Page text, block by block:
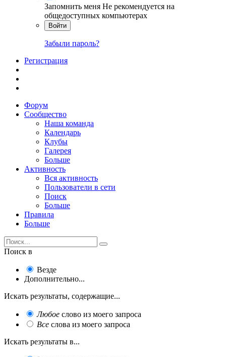
Запомнить меня Не рекомендуется на
общедоступных компьютерах
Войти
Забыли пароль?
Регистрация
Форум
Сообщество
Наша команда
Календарь
Клубы
Галерея
Больше
Активность
Вся активность
Пользователи в сети
Поиск
Больше
Правила
Больше
Поиск в
Везде
Дополнительно...
Искать результаты, содержащие...
Любое слово из моего запроса
Все слова из моего запроса
Искать результаты в...